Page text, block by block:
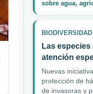
sobre agua,
BIODIVERSIDAD
Las
atención
Nuevas
protección de
de invasoras y